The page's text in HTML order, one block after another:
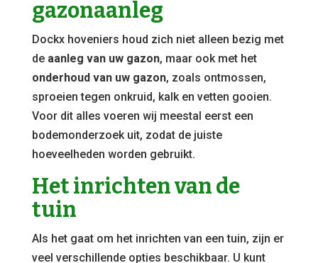
gazonaanleg
Dockx hoveniers houd zich niet alleen bezig met
de aanleg van uw gazon, maar ook met het
onderhoud van uw gazon, zoals ontmossen,
sproeien tegen onkruid, kalk en vetten gooien.
Voor dit alles voeren wij meestal eerst een
bodemonderzoek uit, zodat de juiste
hoeveelheden worden gebruikt.
Het inrichten van de
tuin
Als het gaat om het inrichten van een tuin, zijn er
veel verschillende opties beschikbaar. U kunt